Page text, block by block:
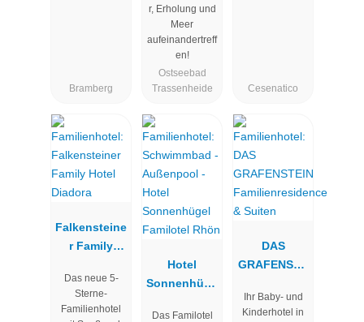
Bramberg
r, Erholung und
Meer
aufeinandertreff
en!
Ostseebad
Trassenheide
Cesenatico
Falkensteine
r Family
Diadora
Das neue 5-
Sterne-
Familienhotel
Hotel
Sonnenhüge
Das Familotel
DAS
GRAFENSTE
Familienresi
Ihr Baby- und
Kinderhotel in